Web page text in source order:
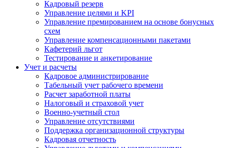
Кадровый резерв
Управление целями и KPI
Управление премированием на основе бонусных
схем
Управление компенсационными пакетами
Кафетерий льгот
Тестирование и анкетирование
Учет и расчеты
Кадровое администрирование
Табельный учет рабочего времени
Расчет заработной платы
Налоговый и страховой учет
Военно-учетный стол
Управление отсутствиями
Поддержка организационной структуры
Кадровая отчетность